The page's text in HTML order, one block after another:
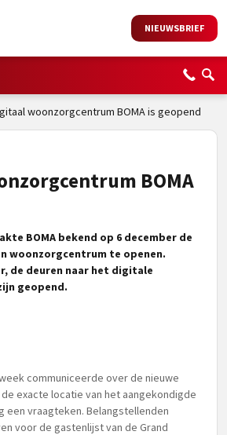
NIEUWSBRIEF
woonzorgcentrum BOMA is geopend
BOMA
BOMA bekend op 6 december de
woonzorgcentrum te openen.
de deuren naar het digitale
geopend.
communiceerde over de nieuwe
exacte locatie van het aangekondigde
een vraagteken. Belangstellenden
voor de gastenlijst van de Grand